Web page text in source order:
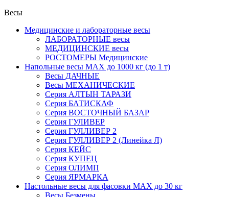
Весы
Медицинские и лабораторные весы
ЛАБОРАТОРНЫЕ весы
МЕДИЦИНСКИЕ весы
РОСТОМЕРЫ Медицинские
Напольные весы MAX до 1000 кг (до 1 т)
Весы ДАЧНЫЕ
Весы МЕХАНИЧЕСКИЕ
Серия АЛТЫН ТАРАЗИ
Серия БАТИСКАФ
Серия ВОСТОЧНЫЙ БАЗАР
Серия ГУЛИВЕР
Серия ГУЛЛИВЕР 2
Серия ГУЛЛИВЕР 2 (Линейка Л)
Серия КЕЙС
Серия КУПЕЦ
Серия ОЛИМП
Серия ЯРМАРКА
Настольные весы для фасовки MAX до 30 кг
Весы Безмены